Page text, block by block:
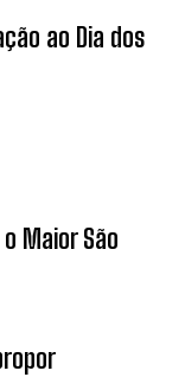
ao Dia dos
Maior São